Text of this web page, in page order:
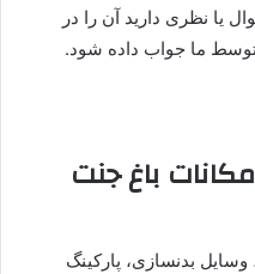
یا نظری دارید آن را در
ما جواب داده شود.
باغ جنت
بدنسازی، پارکینگ